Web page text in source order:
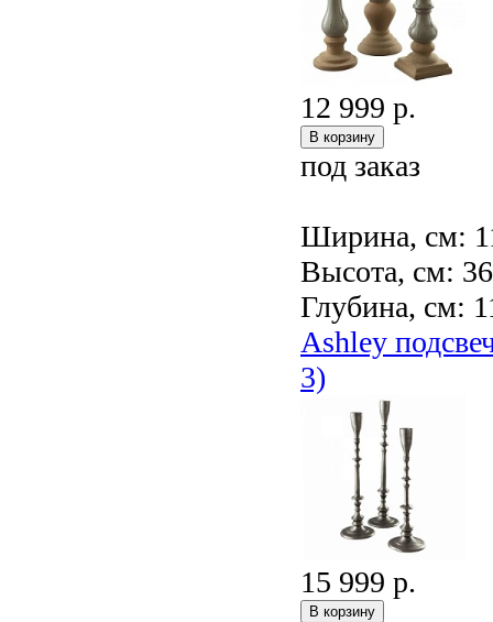
12 999 р.
под заказ
Ширина, см:
Высота, см:
Глубина, см:
Ashley
3)
15 999 р.